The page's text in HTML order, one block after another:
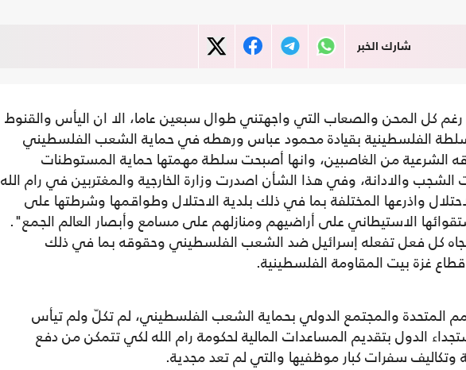
شارك الخبر
كل المحن والصعاب التي واجهتني طوال سبعين عاما، الا ان اليأس والقنوط
الفلسطينية بقيادة محمود عباس ورهطه في حماية الشعب الفلسطيني
الشرعية من الغاصبين، وانها أصبحت سلطة مهمتها حماية المستوطنات
الشجب والادانة، وفي هذا الشأن اصدرت وزارة الخارجية والمغتربين في رام الله
واذرعها المختلفة بما في ذلك بلدية الاحتلال وطواقمها وشرطتها على
الاستيطاني على أراضيهم ومنازلهم على مسامع وأبصار العالم الجمع".
تجاه كل فعل تفعله إسرائيل ضد الشعب الفلسطيني وحقوقه بما في ذلك
غزة بيت المقاومة الفلسطينية.
المتحدة والمجتمع الدولي بحماية الشعب الفلسطيني، لم تكلّ ولم تيأس
الدول بتقديم المساعدات المالية لحكومة رام الله لكي تتمكن من دفع
وتكاليف سفرات كبار موظفيها والتي لم تعد مجدية.